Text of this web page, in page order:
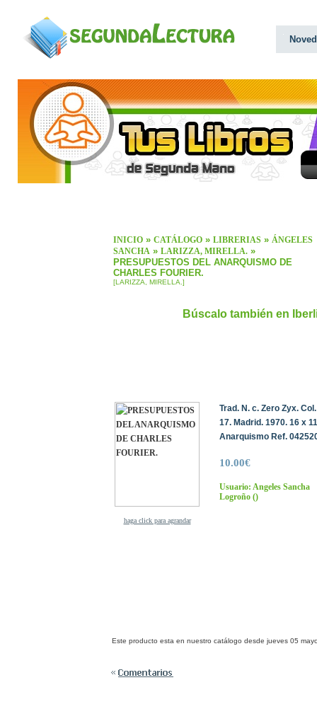
INICIO » CATÁLOGO » LIBRERIAS » ÁNGELES
SANCHA » LARIZZA, MIRELLA. »
PRESUPUESTOS DEL ANARQUISMO DE
CHARLES FOURIER.
[LARIZZA, MIRELLA.]
Búscalo también en
haga click para agrandar
Trad. N. c. Zero Zyx.
17. Madrid. 1970. 16 x
Anarquismo Ref.
10.00€
Usuario: Angeles Sancha
Logroño ()
Este producto esta en nuestro catálogo desde jueves 05